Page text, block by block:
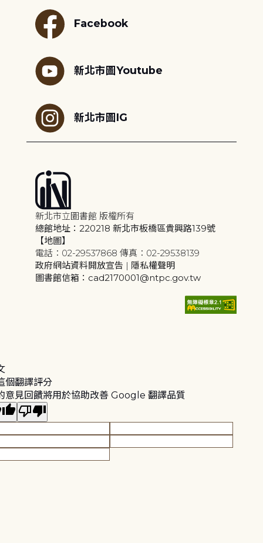
Facebook
新北市圖Youtube
新北市圖IG
新北市立圖書館 版權所有
總館地址：220218 新北市板橋區貴興路139號
【地圖】
電話：02-29537868 傳真：02-29538139
政府網站資料開放宣告 | 隱私權聲明
圖書館信箱：cad2170001@ntpc.gov.tw
個翻譯評分
意見回饋將用於協助改善 Google 翻譯品質